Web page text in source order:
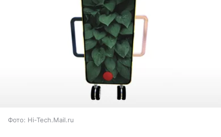
Фото: Hi-Tech.Mail.ru